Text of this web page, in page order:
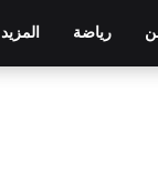
رياضة المزيد